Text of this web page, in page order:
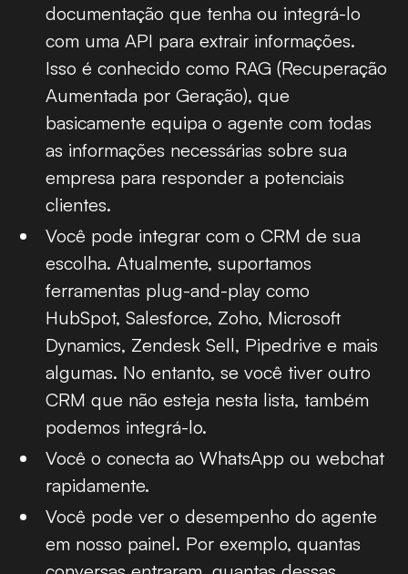
documentação que tenha ou integrá-lo
com uma API para extrair informações.
Isso é conhecido como RAG (Recuperação
Aumentada por Geração), que
basicamente equipa o agente com todas
as informações necessárias sobre sua
empresa para responder a potenciais
clientes.
Você pode integrar com o CRM de sua
escolha. Atualmente, suportamos
ferramentas plug-and-play como
HubSpot, Salesforce, Zoho, Microsoft
Dynamics, Zendesk Sell, Pipedrive e mais
algumas. No entanto, se você tiver outro
CRM que não esteja nesta lista, também
podemos integrá-lo.
Você o conecta ao WhatsApp ou webchat
rapidamente.
Você pode ver o desempenho do agente
em nosso painel. Por exemplo, quantas